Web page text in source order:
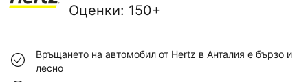
Оценки: 150+
Връщането на автомобил от Hertz в Анталия е бързо и
лесно